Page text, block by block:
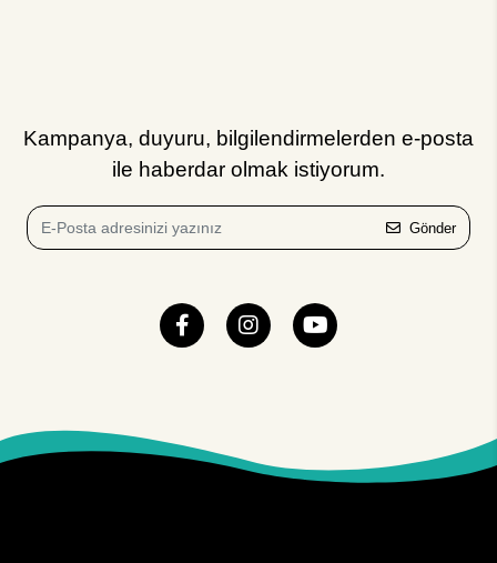
Kampanya, duyuru, bilgilendirmelerden e-posta
ile haberdar olmak istiyorum.
Gönder